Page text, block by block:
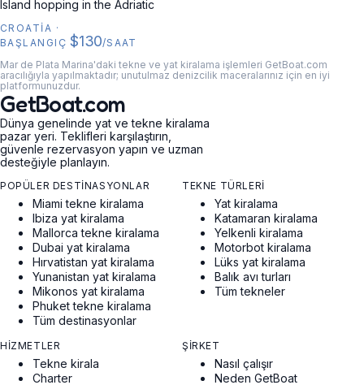
Island hopping in the Adriatic
CROATIA ·
BAŞLANGIÇ $130/SAAT
Mar de Plata Marina'daki tekne ve yat kiralama işlemleri GetBoat.com
aracılığıyla yapılmaktadır; unutulmaz denizcilik maceralarınız için en iyi
platformunuzdur.
GetBoat.com
Dünya genelinde yat ve tekne kiralama
pazar yeri. Teklifleri karşılaştırın,
güvenle rezervasyon yapın ve uzman
desteğiyle planlayın.
POPÜLER DESTINASYONLAR
Miami tekne kiralama
Ibiza yat kiralama
Mallorca tekne kiralama
Dubai yat kiralama
Hırvatistan yat kiralama
Yunanistan yat kiralama
Mikonos yat kiralama
Phuket tekne kiralama
Tüm destinasyonlar
TEKNE TÜRLERI
Yat kiralama
Katamaran kiralama
Yelkenli kiralama
Motorbot kiralama
Lüks yat kiralama
Balık avı turları
Tüm tekneler
HIZMETLER
Tekne kirala
Charter
ŞIRKET
Nasıl çalışır
Neden GetBoat